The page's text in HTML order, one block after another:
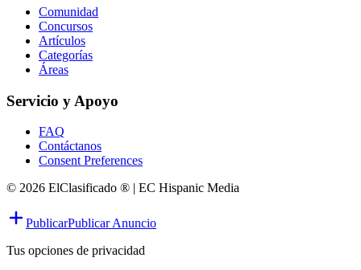
Comunidad
Concursos
Artículos
Categorías
Áreas
Servicio y Apoyo
FAQ
Contáctanos
Consent Preferences
© 2026 ElClasificado ® | EC Hispanic Media
PublicarPublicar Anuncio
Tus opciones de privacidad